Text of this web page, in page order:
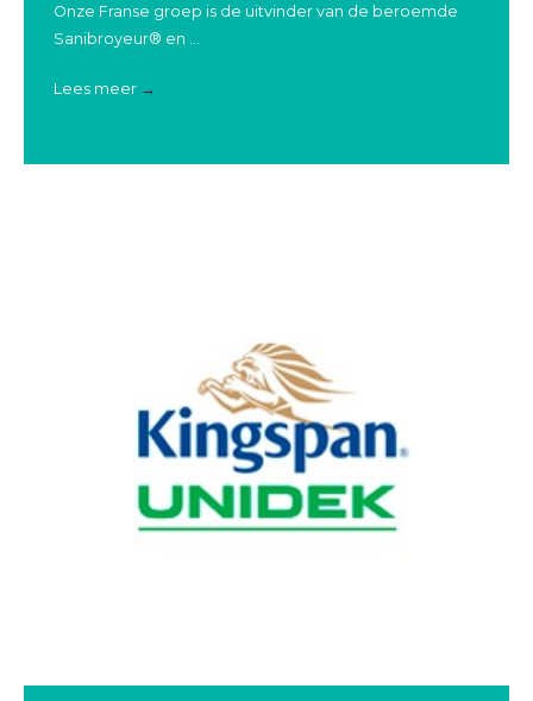
Onze Franse groep is de uitvinder van de beroemde
Sanibroyeur® en ...
Lees meer →